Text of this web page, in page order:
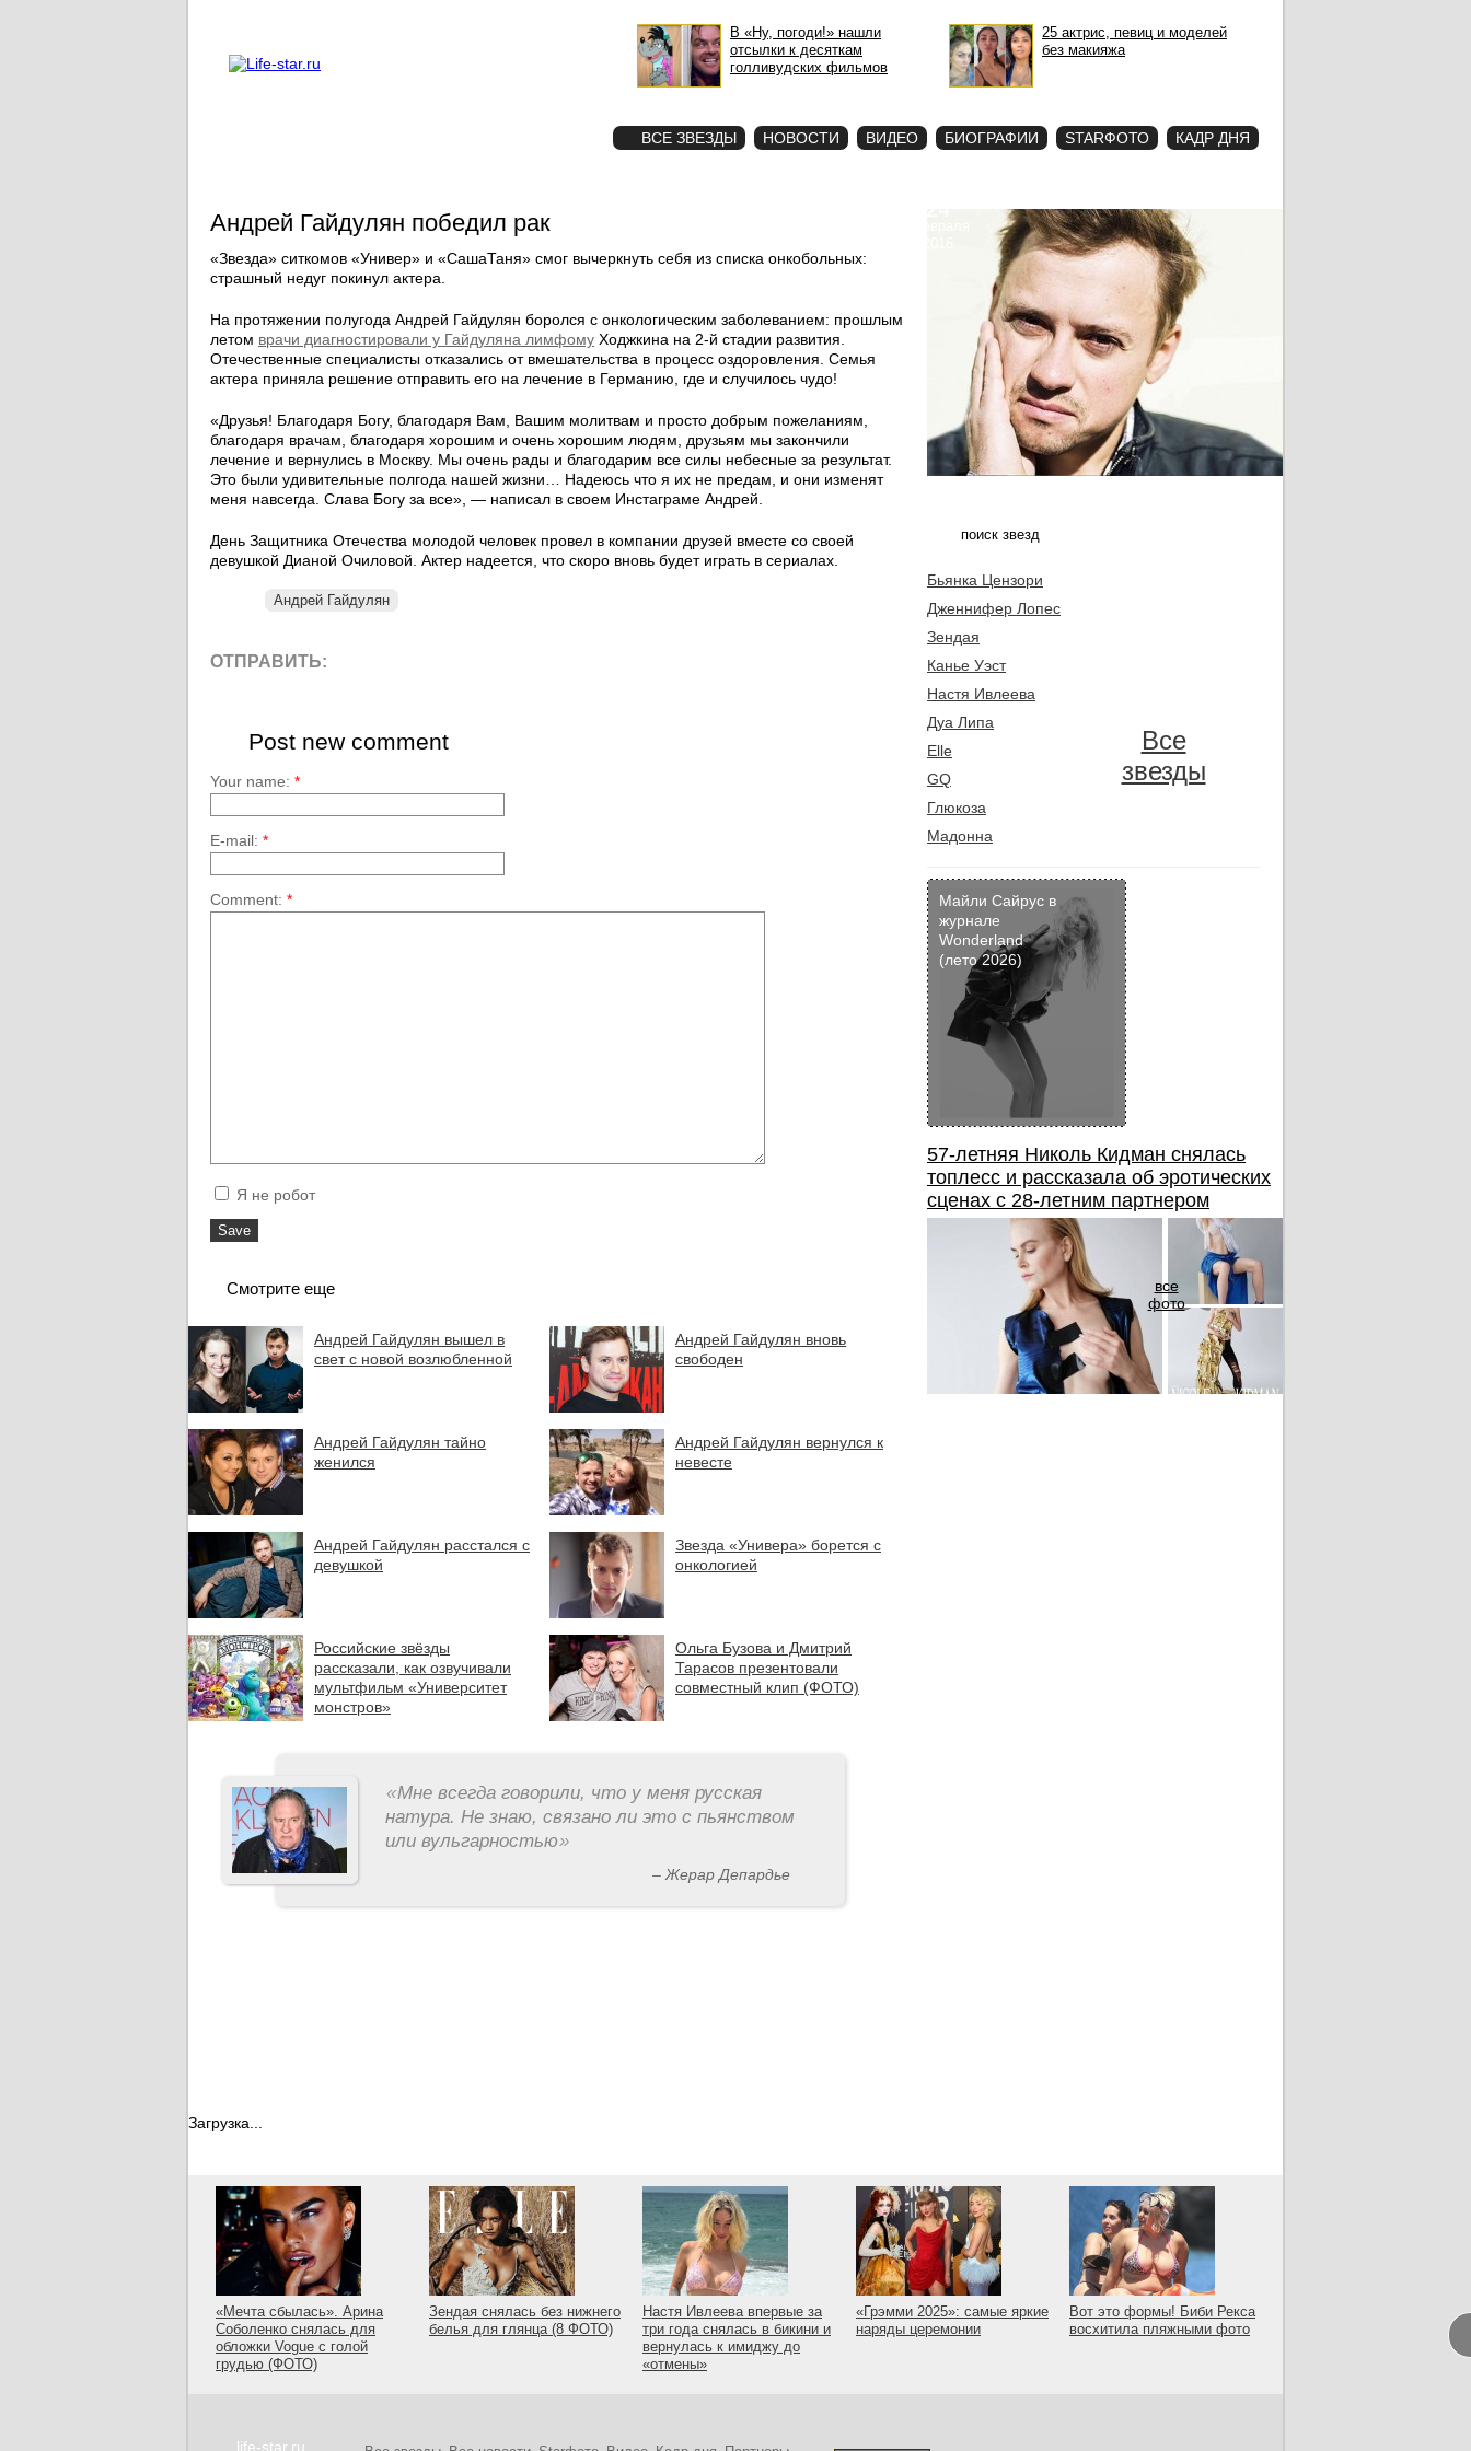
В «Ну, погоди!» нашли
отсылки к десяткам
голливудских фильмов
25 актрис, певиц и моделей
без макияжа
ВСЕ ЗВЕЗДЫ НОВОСТИ ВИДЕО БИОГРАФИИ STARФОТО КАДР ДНЯ
Андрей Гайдулян победил рак
«Звезда» ситкомов «Универ» и «СашаТаня» смог вычеркнуть себя из списка онкобольных:
страшный недуг покинул актера.
На протяжении полугода Андрей Гайдулян боролся с онкологическим заболеванием: прошлым
летом врачи диагностировали у Гайдуляна лимфому Ходжкина на 2-й стадии развития.
Отечественные специалисты отказались от вмешательства в процесс оздоровления. Семья
актера приняла решение отправить его на лечение в Германию, где и случилось чудо!
«Друзья! Благодаря Богу, благодаря Вам, Вашим молитвам и просто добрым пожеланиям,
благодаря врачам, благодаря хорошим и очень хорошим людям, друзьям мы закончили
лечение и вернулись в Москву. Мы очень рады и благодарим все силы небесные за результат.
Это были удивительные полгода нашей жизни… Надеюсь что я их не предам, и они изменят
меня навсегда. Слава Богу за все», — написал в своем Инстаграме Андрей.
День Защитника Отечества молодой человек провел в компании друзей вместе со своей
девушкой Дианой Очиловой. Актер надеется, что скоро вновь будет играть в сериалах.
Андрей Гайдулян
ОТПРАВИТЬ:
Post new comment
Your name: *
E-mail: *
Comment: *
Я не робот
Смотрите еще
Андрей Гайдулян вышел в
свет с новой возлюбленной
Андрей Гайдулян вновь
свободен
Андрей Гайдулян тайно
женился
Андрей Гайдулян вернулся к
невесте
Андрей Гайдулян расстался с
девушкой
Звезда «Универа» борется с
онкологией
Российские звёзды
рассказали, как озвучивали
мультфильм «Университет
монстров»
Ольга Бузова и Дмитрий
Тарасов презентовали
совместный клип (ФОТО)
«Мне всегда говорили, что у меня русская
натура. Не знаю, связано ли это с пьянством
или вульгарностью»
– Жерар Депардье
Загрузка...
Бьянка Цензори
Дженнифер Лопес
Зендая
Канье Уэст
Настя Ивлеева
Дуа Липа
Elle
GQ
Глюкоза
Мадонна
Все
звезды
Майли Сайрус в
журнале
Wonderland
(лето 2026)
57-летняя Николь Кидман снялась
топлесс и рассказала об эротических
сценах с 28-летним партнером
все
фото
«Мечта сбылась». Арина
Соболенко снялась для
обложки Vogue с голой
грудью (ФОТО)
Зендая снялась без нижнего
белья для глянца (8 ФОТО)
Настя Ивлеева впервые за
три года снялась в бикини и
вернулась к имиджу до
«отмены»
«Грэмми 2025»: самые яркие
наряды церемонии
Вот это формы! Биби Рекса
восхитила пляжными фото
life-star.ru